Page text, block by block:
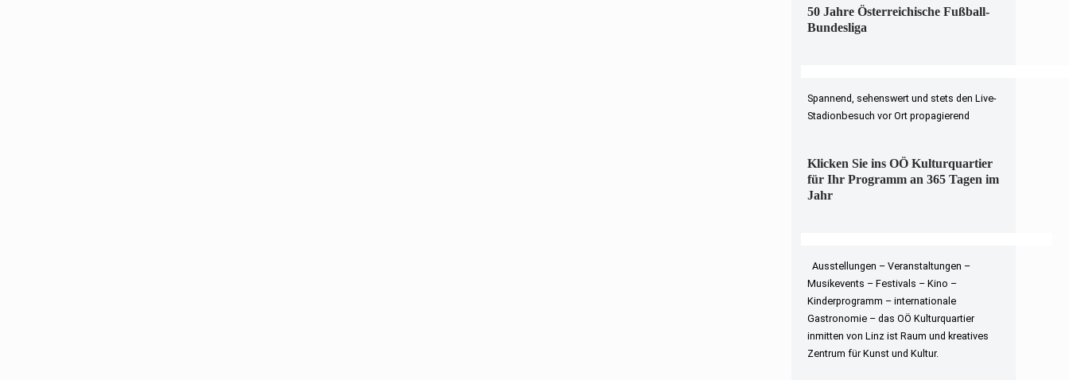
50 Jahre Österreichische Fußball-
Bundesliga
Spannend, sehenswert und stets den Live-
Stadionbesuch vor Ort propagierend
Klicken Sie ins OÖ Kulturquartier
für Ihr Programm an 365 Tagen im
Jahr
Ausstellungen – Veranstaltungen –
Musikevents – Festivals – Kino –
Kinderprogramm – internationale
Gastronomie – das OÖ Kulturquartier
inmitten von Linz ist Raum und kreatives
Zentrum für Kunst und Kultur.